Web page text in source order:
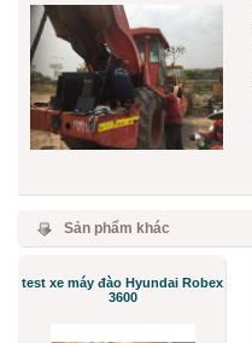
Sản phẩm khác
test xe máy đào Hyundai Robex
3600